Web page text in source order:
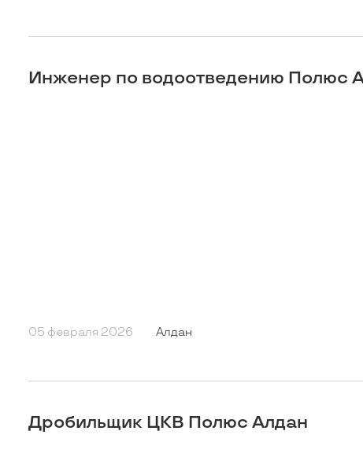
Инженер по водоотведению Полюс
05 февраля 2026 Алдан
Дробильщик ЦКВ Полюс Алдан